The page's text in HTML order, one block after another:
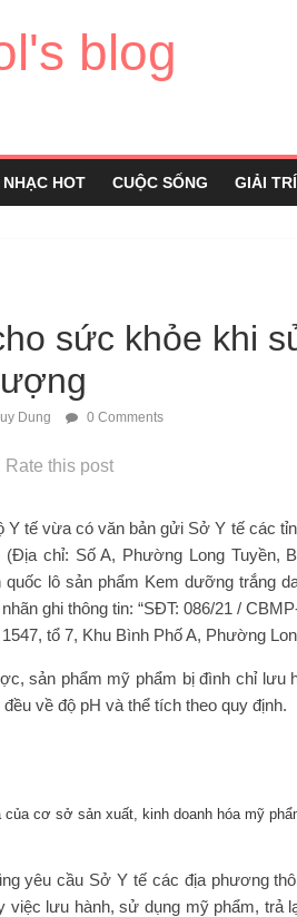
blog
NHẠC HOT CUỘC SỐNG GIẢI TRÍ
sức khỏe khi
Dung 0 Comments
Rate this post
Y tế vừa có văn bản gửi Sở Y tế các
chỉ: Số A, Phường Long Tuyền,
quốc lô sản phẩm Kem dưỡng trắng
ghi thông tin: “SĐT: 086/21 /
tổ 7, Khu Bình Phố A, Phường
sản phẩm mỹ phẩm bị đình chỉ lưu
về độ pH và thể tích theo quy định.
của cơ sở sản xuất, kinh doanh hóa mỹ
yêu cầu Sở Y tế các địa phương
việc lưu hành, sử dụng mỹ phẩm, trả